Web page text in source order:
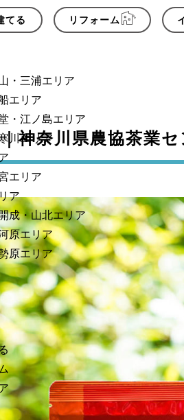
てる リフォーム
・三浦エリア
エリア
・江ノ島エリア
川エリア
エリア
ア
成・山北エリア
原エリア
原エリア
神奈川県農協茶業